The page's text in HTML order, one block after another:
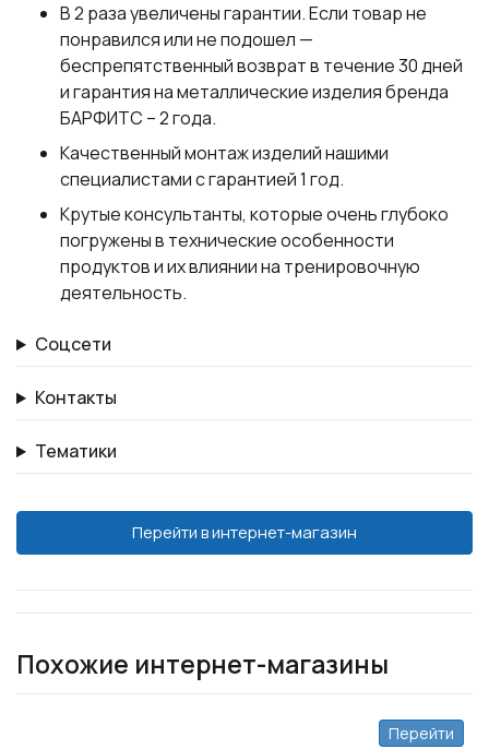
В 2 раза увеличены гарантии. Если товар не
понравился или не подошел —
беспрепятственный возврат в течение 30 дней
и гарантия на металлические изделия бренда
БАРФИТС – 2 года.
Качественный монтаж изделий нашими
специалистами с гарантией 1 год.
Крутые консультанты, которые очень глубоко
погружены в технические особенности
продуктов и их влиянии на тренировочную
деятельность.
Соцсети
Контакты
Тематики
Перейти в интернет-магазин
Похожие интернет-магазины
Перейти